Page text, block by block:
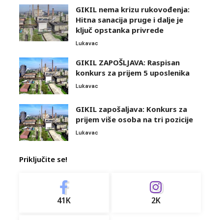
GIKIL nema krizu rukovođenja:
Hitna sanacija pruge i dalje je
ključ opstanka privrede
Lukavac
GIKIL ZAPOŠLJAVA: Raspisan
konkurs za prijem 5 uposlenika
Lukavac
GIKIL zapošaljava: Konkurs za
prijem više osoba na tri pozicije
Lukavac
Priključite se!
41K 2K